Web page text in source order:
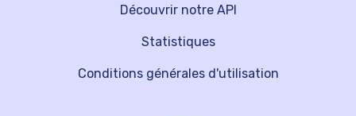
Découvrir notre API
Statistiques
Conditions générales d'utilisation